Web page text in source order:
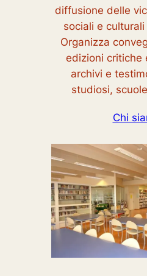
diffusione delle
sociali e
Organizza
edizioni critiche
archivi e
studiosi,
Chi